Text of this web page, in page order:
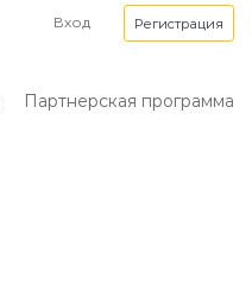
Вход Регистрация
Партнерская программа